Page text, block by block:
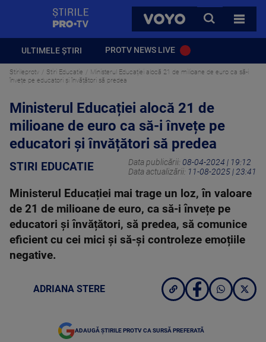
VOYO
CAUTA
TOATE
ULTIMELE ȘTIRI PROTV NEWS LIVE
Stirileprotv Stiri Educatie
Ministerul Educației alocă 21 de milioane de euro ca să-i
învețe pe educatori și învățători să predea
Ministerul Educației alocă 21 de
milioane de euro ca să-i învețe pe
educatori și învățători să predea
STIRI EDUCATIE Data publicării: 08-04-2024 | 19:12
Data actualizării: 11-08-2025 | 23:41
Ministerul Educației mai trage un loz, în valoare
de 21 de milioane de euro, ca să-i învețe pe
educatori și învățători, să predea, să comunice
eficient cu cei mici și să-și controleze emoțiile
negative.
ADRIANA STERE
ADAUGĂ ȘTIRILE PROTV CA SURSĂ PREFERATĂ